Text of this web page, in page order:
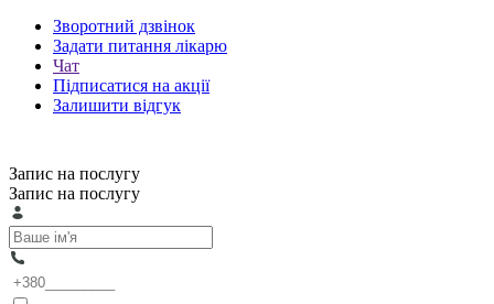
Зворотний дзвінок
Задати питання лікарю
Чат
Підписатися на акції
Залишити відгук
Запис на послугу
Запис на послугу